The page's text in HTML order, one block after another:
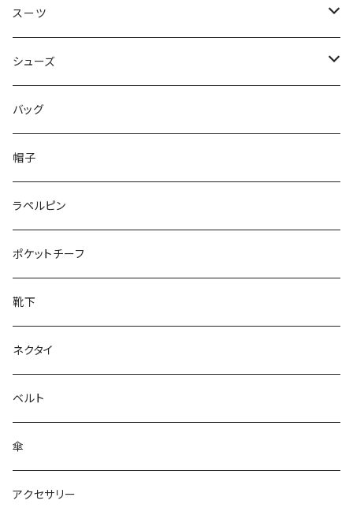
50/XL～
48/L
50/XL～
46/M
48/L
50/XL～
～44/S
46/M
48/L
50/XL～
スーツ
～44/S
46/M
48/L
50/XL～
シューズ
～25.5cm
26cm～
27cm～
28cm～
バッグ
帽子
ラペルピン
ポケットチーフ
靴下
ネクタイ
ベルト
傘
アクセサリー